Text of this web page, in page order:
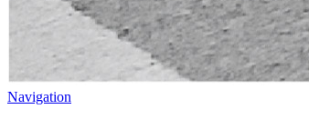
Navigation